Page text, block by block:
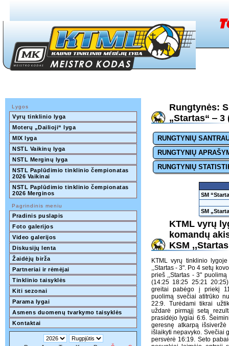
Lygos
Vyrų tinklinio lyga
Moterų „Dailioji“ lyga
MIX lyga
NSTL Vaikinų lyga
NSTL Merginų lyga
NSTL Paplūdimio tinklinio čempionatas
2026 Vaikinai
NSTL Paplūdimio tinklinio čempionatas
2026 Merginos
Pagrindinis meniu
Pradinis puslapis
Foto galerijos
Video galerijos
Diskusijų lenta
Žaidėjų birža
Partneriai ir rėmėjai
Tinklinio taisyklės
Kiti sezonai
Parama lygai
Asmens duomenų tvarkymo taisyklės
Kontaktai
Rungtynės:
„Startas“ ‒ 3
RUNGTYNIŲ
RUNGTYNIŲ
RUNGTYNIŲ
SM
SM
KTML vyrų
komandų
KSM
KTML vyrų tinklinio
,,Startas - 3". Po 4 setų
prieš ,,Startas - 3"
(14:25 18:25 25:21
greitai pabėgo į priekį
puolimą svečiai atitrūko
22:9. Turėdami tikrai
uždarė pirmąjį setą
prasidėjo lygiai 6:6.
geresnę atkarpą
išlaikyti nepavyko. Svečiai
persvėrė 16:19. Seto